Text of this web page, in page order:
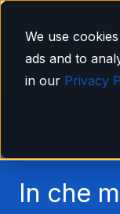
We use
ads and to
in our Privacy
In che